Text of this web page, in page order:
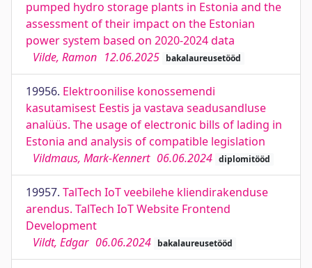
pumped hydro storage plants in Estonia and the
assessment of their impact on the Estonian
power system based on 2020-2024 data
Vilde, Ramon 12.06.2025 bakalaureusetööd
19956. Elektroonilise konossemendi
kasutamisest Eestis ja vastava seadusandluse
analüüs. The usage of electronic bills of lading in
Estonia and analysis of compatible legislation
Vildmaus, Mark-Kennert 06.06.2024 diplomitööd
19957. TalTech IoT veebilehe kliendirakenduse
arendus. TalTech IoT Website Frontend
Development
Vildt, Edgar 06.06.2024 bakalaureusetööd